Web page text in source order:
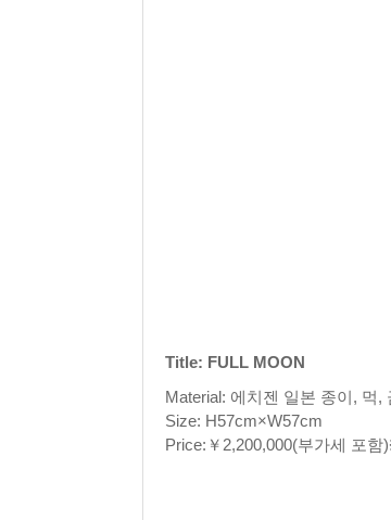
Title: FULL MOON
Material: 에치젠 일본 종이, 먹
Size: H57cm×W57cm
Price:￥2,200,000(부가세 포